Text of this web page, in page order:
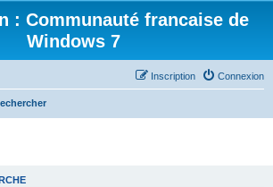
: Communauté francaise de
Windows 7
Connexion
Inscription